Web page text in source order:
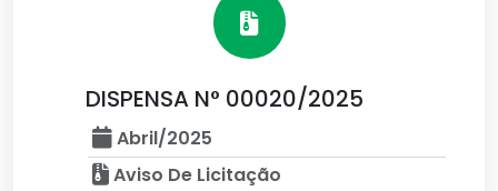
DISPENSA N° 00020/2025
Abril/2025
Aviso De Licitação